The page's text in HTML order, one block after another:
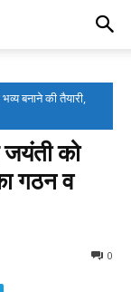
बनाने की तैयारी,
जयंती को
गठन व
0